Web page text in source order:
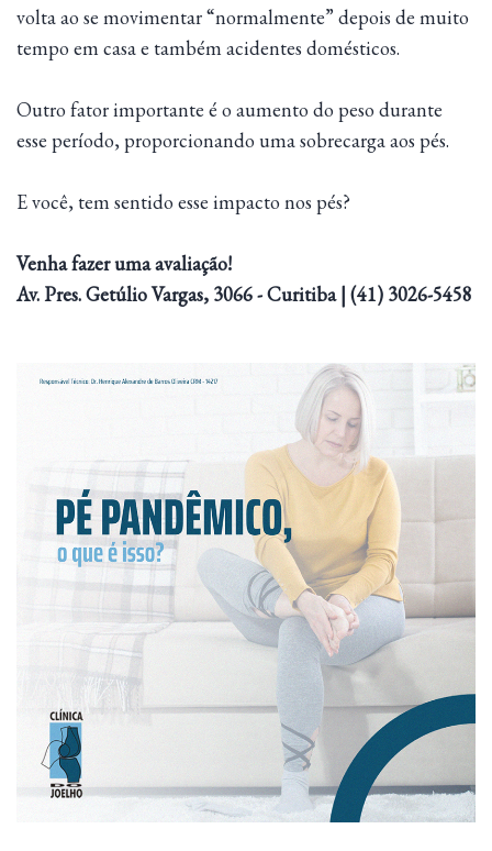
volta ao se movimentar “normalmente” depois de muito
tempo em casa e também acidentes domésticos.
Outro fator importante é o aumento do peso durante
esse período, proporcionando uma sobrecarga aos pés.
E você, tem sentido esse impacto nos pés?
Venha fazer uma avaliação!
Av. Pres. Getúlio Vargas, 3066 - Curitiba | (41) 3026-5458